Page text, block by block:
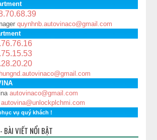
quynhnb.autovinaco@gmail.com
hungnd.autovinaco@gmail.com
autovinaco@gmail.com
autovina@unlockplchmi.com
vụ quý khách !
BÀI VIẾT NỔI BẬT